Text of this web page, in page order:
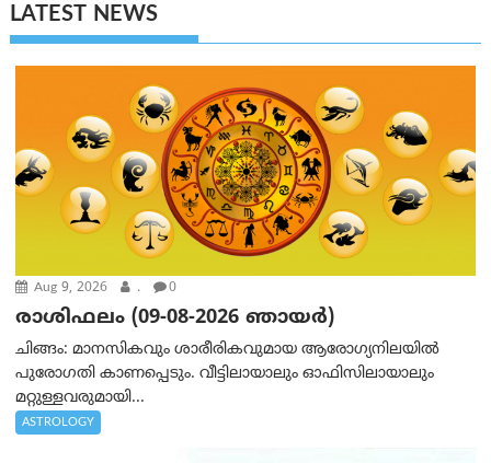
LATEST NEWS
Aug 9, 2026 . 0
രാശിഫലം (09-08-2026 ഞായര്‍)
ചിങ്ങം: മാനസികവും ശാരീരികവുമായ ആരോഗ്യനിലയിൽ
പുരോഗതി കാണപ്പെടും. വീട്ടിലായാലും ഓഫിസിലായാലും
മറ്റുള്ളവരുമായി...
ASTROLOGY